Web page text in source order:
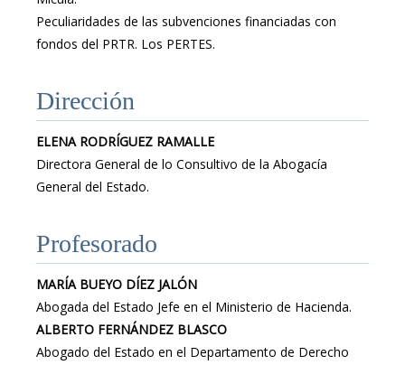
Peculiaridades de las subvenciones financiadas con
fondos del PRTR. Los PERTES.
Dirección
ELENA RODRÍGUEZ RAMALLE
Directora General de lo Consultivo de la Abogacía
General del Estado.
Profesorado
MARÍA BUEYO DÍEZ JALÓN
Abogada del Estado Jefe en el Ministerio de Hacienda.
ALBERTO FERNÁNDEZ BLASCO
Abogado del Estado en el Departamento de Derecho